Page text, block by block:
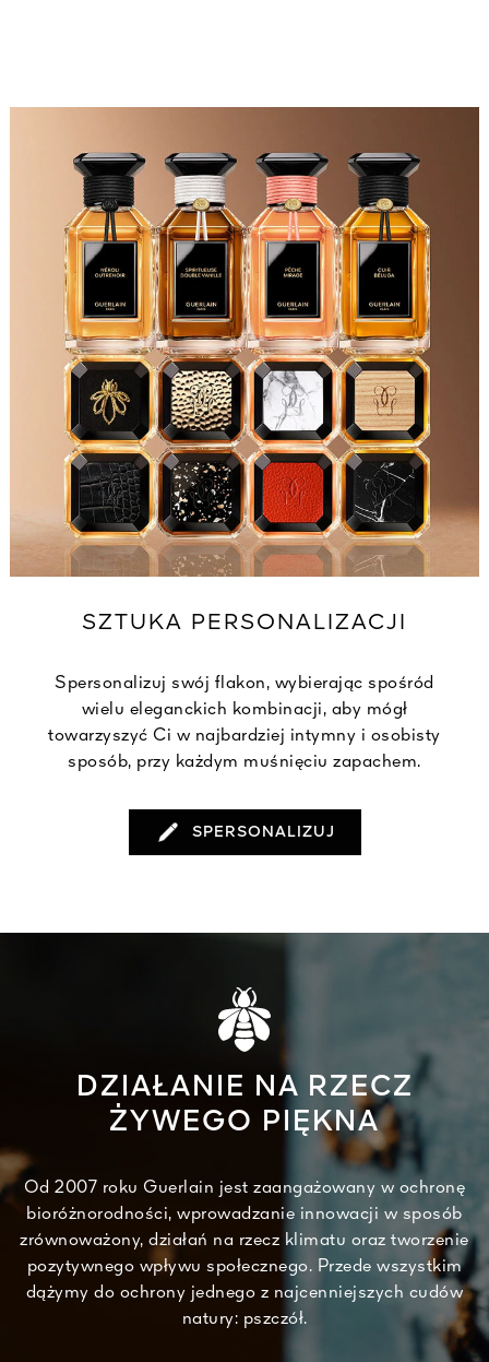
SZTUKA PERSONALIZACJI
Spersonalizuj swój flakon, wybierając spośród
wielu eleganckich kombinacji, aby mógł
towarzyszyć Ci w najbardziej intymny i osobisty
sposób, przy każdym muśnięciu zapachem.
SPERSONALIZUJ
DZIAŁANIE NA RZECZ
ŻYWEGO PIĘKNA
Od 2007 roku Guerlain jest zaangażowany w ochronę
bioróżnorodności, wprowadzanie innowacji w sposób
zrównoważony, działań na rzecz klimatu oraz tworzenie
pozytywnego wpływu społecznego. Przede wszystkim
dążymy do ochrony jednego z najcenniejszych cudów
natury: pszczół.​